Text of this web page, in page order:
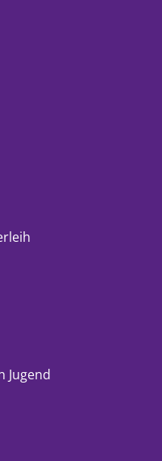
Jugend